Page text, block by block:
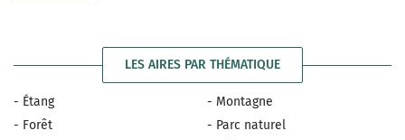
LES AIRES PAR THÉMATIQUE
- Étang
- Forêt
- Montagne
- Parc naturel